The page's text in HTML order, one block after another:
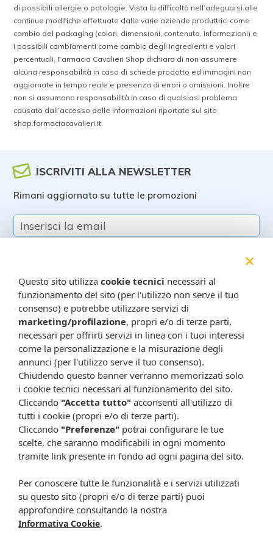
di possibili allergie o patologie. Vista la difficoltà nell’adeguarsi alle
continue modifiche effettuate dalle varie aziende produttrici come
cambio del packaging (colori, dimensioni, contenuto, informazioni) e
i possibili cambiamenti come cambio degli ingredienti e valori
percentuali, Farmacia Cavalieri Shop dichiara di non assumere
alcuna responsabilità in caso di schede prodotto ed immagini non
aggiornate in tempo reale e presenza di errori o omissioni. Inoltre
non si assumono responsabilità in caso di qualsiasi problema
causato dall’accesso delle informazioni riportate sul sito
shop.farmaciacavalieri.it.
ISCRIVITI ALLA NEWSLETTER
Rimani aggiornato su tutte le promozioni
Resta in contatto:(informativa sulla privacy)
Presta il consenso al trattamento dei propri dati da
parte di Farmacia Cavalieri per finalità di invio,
attraverso e-mail, SMS, MMS, fax ed altri mezzi
automatizzati o tradizionali (come telefonate con
operatore), di materiale pubblicitario, promozionale, di
comunicazione commerciale, di compimento di ricerche
di mercato e di vendita diretta in relazione a prodotti o
servizi di Farmacia Cavalieri.
Presta il consenso per attività di profilazione al fine di
migliorare l'offerta di prodotti e servizi e per le finalità
meglio specificate nell’informativa.
×
Questo sito utilizza cookie tecnici necessari al
funzionamento del sito (per l'utilizzo non serve il tuo
consenso) e potrebbe utilizzare servizi di
marketing/profilazione, propri e/o di terze parti,
necessari per offrirti servizi in linea con i tuoi interessi
come la personalizzazione e la misurazione degli
annunci (per l'utilizzo serve il tuo consenso).
Chiudendo questo banner verranno memorizzati solo
i cookie tecnici necessari al funzionamento del sito.
Cliccando "Accetta tutto" acconsenti all'utilizzo di
tutti i cookie (propri e/o di terze parti).
Cliccando "Preferenze" potrai configurare le tue
scelte, che saranno modificabili in ogni momento
tramite link presente in fondo ad ogni pagina del sito.
Per conoscere tutte le funzionalità e i servizi utilizzati
su questo sito (propri e/o di terze parti) puoi
approfondire consultando la nostra
Informativa Cookie.